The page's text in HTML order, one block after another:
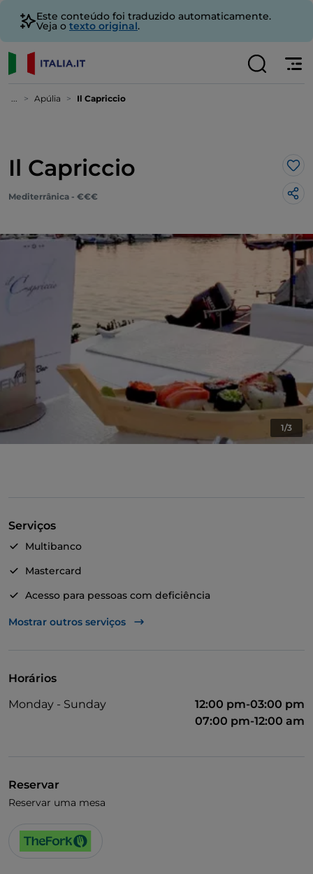
Este conteúdo foi traduzido automaticamente.
Veja o texto original.
... Apúlia Il Capriccio
Il Capriccio
Mediterrânica - €€€
1/3
Serviços
Multibanco
Mastercard
Acesso para pessoas com deficiência
Animais permitidos
Mostrar outros serviços
Horários
Monday - Sunday
12:00 pm-03:00 pm
07:00 pm-12:00 am
Reservar
Reservar uma mesa